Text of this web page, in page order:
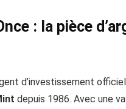
: la pièce
d’investissement
depuis 1986. Avec une